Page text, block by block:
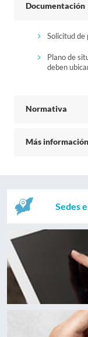
Documentación
Solicitud de
Plano de
deben
Normativa
Más información
Sedes